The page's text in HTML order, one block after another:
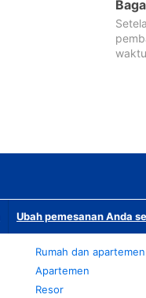
Ubah pemesanan Anda
Rumah dan apartemen
Apartemen
Resor